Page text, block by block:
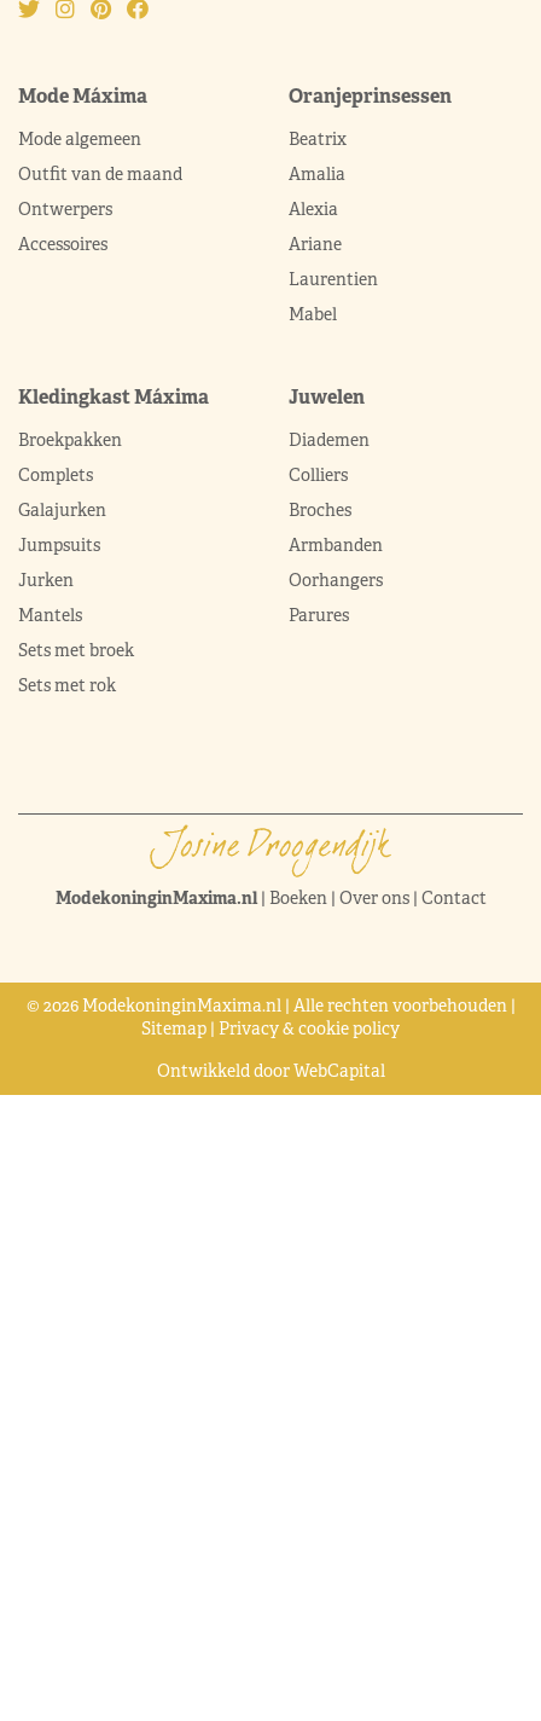
Mode Máxima
Mode algemeen
Outfit van de maand
Ontwerpers
Accessoires
Oranjeprinsessen
Beatrix
Amalia
Alexia
Ariane
Laurentien
Mabel
Kledingkast Máxima
Broekpakken
Complets
Galajurken
Jumpsuits
Jurken
Mantels
Sets met broek
Sets met rok
Juwelen
Diademen
Colliers
Broches
Armbanden
Oorhangers
Parures
ModekoninginMaxima.nl| Boeken| Over ons| Contact
© 2026 ModekoninginMaxima.nl | Alle rechten voorbehouden |
Sitemap | Privacy & cookie policy
Ontwikkeld doorWebCapital